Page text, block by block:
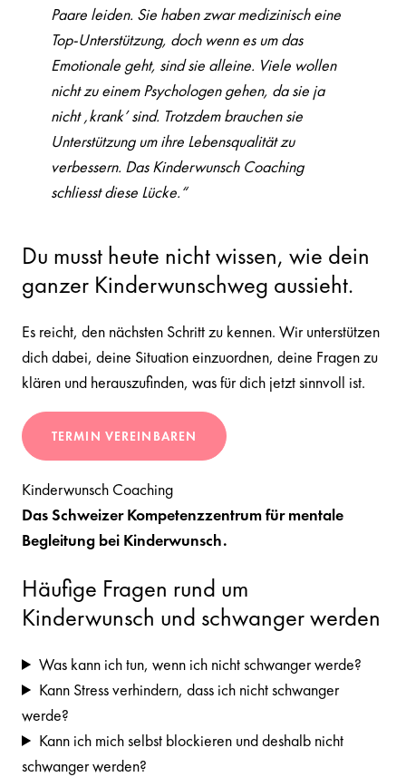
Paare leiden. Sie haben zwar medizinisch eine
Top-Unterstützung, doch wenn es um das
Emotionale geht, sind sie alleine. Viele wollen
nicht zu einem Psychologen gehen, da sie ja
nicht ‚krank’ sind. Trotzdem brauchen sie
Unterstützung um ihre Lebensqualität zu
verbessern. Das Kinderwunsch Coaching
schliesst diese Lücke.“
Du musst heute nicht wissen, wie dein
ganzer Kinderwunschweg aussieht.
Es reicht, den nächsten Schritt zu kennen. Wir unterstützen
dich dabei, deine Situation einzuordnen, deine Fragen zu
klären und herauszufinden, was für dich jetzt sinnvoll ist.
TERMIN VEREINBAREN
Kinderwunsch Coaching
Das Schweizer Kompetenzzentrum für mentale
Begleitung bei Kinderwunsch.
Häufige Fragen rund um
Kinderwunsch und schwanger werden
Was kann ich tun, wenn ich nicht schwanger werde?
Kann Stress verhindern, dass ich nicht schwanger
werde?
Kann ich mich selbst blockieren und deshalb nicht
schwanger werden?